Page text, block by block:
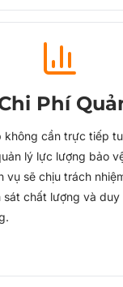
Phí
không cần trực tiếp
lý lực lượng bảo
vụ sẽ chịu trách
sát chất lượng và duy